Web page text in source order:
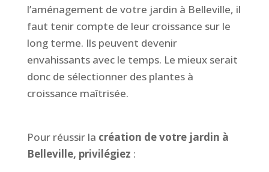
l’aménagement de votre jardin à Belleville, il
faut tenir compte de leur croissance sur le
long terme. Ils peuvent devenir
envahissants avec le temps. Le mieux serait
donc de sélectionner des plantes à
croissance maîtrisée.
Pour réussir la création de votre jardin à
Belleville, privilégiez :